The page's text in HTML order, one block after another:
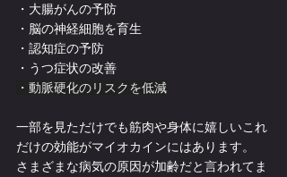
・大腸がんの予防
・脳の神経細胞を育生
・認知症の予防
・うつ症状の改善
・動脈硬化のリスクを低減
一部を見ただけでも筋肉や身体に嬉しいこれ
だけの効能がマイオカインにはあります。
さまざまな病気の原因が加齢だと言われてま